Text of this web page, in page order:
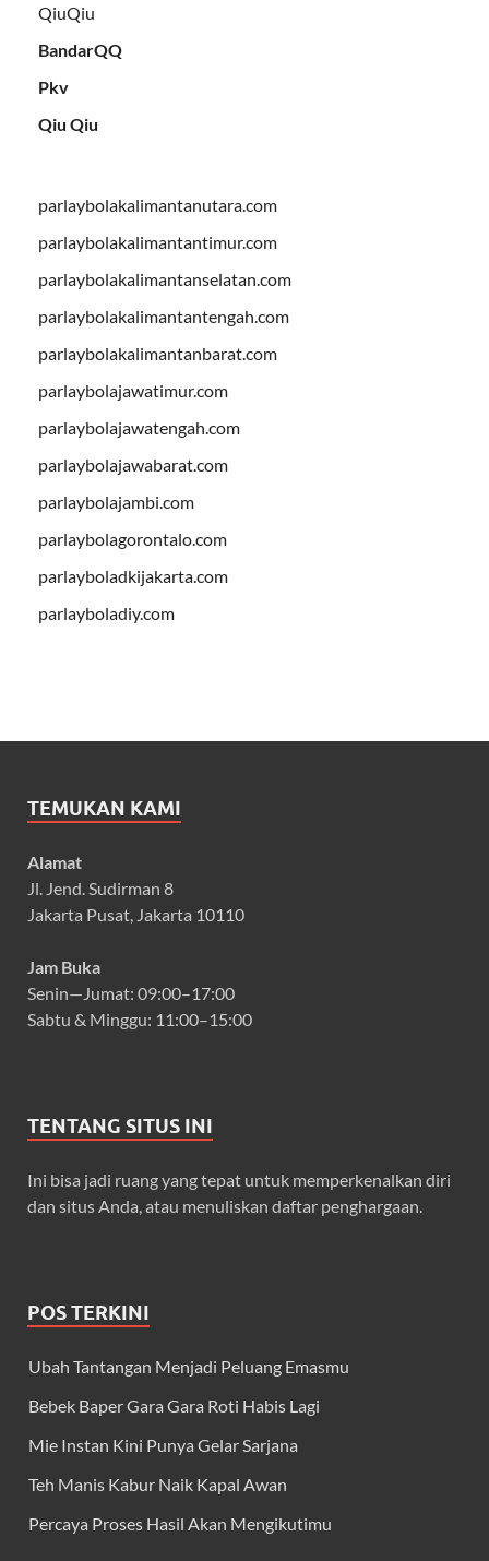
QiuQiu
BandarQQ
Pkv
Qiu Qiu
parlaybolakalimantanutara.com
parlaybolakalimantantimur.com
parlaybolakalimantanselatan.com
parlaybolakalimantantengah.com
parlaybolakalimantanbarat.com
parlaybolajawatimur.com
parlaybolajawatengah.com
parlaybolajawabarat.com
parlaybolajambi.com
parlaybolagorontalo.com
parlayboladkijakarta.com
parlayboladiy.com
TEMUKAN KAMI
Alamat
Jl. Jend. Sudirman 8
Jakarta Pusat, Jakarta 10110
Jam Buka
Senin—Jumat: 09:00–17:00
Sabtu & Minggu: 11:00–15:00
TENTANG SITUS INI
Ini bisa jadi ruang yang tepat untuk memperkenalkan diri
dan situs Anda, atau menuliskan daftar penghargaan.
POS TERKINI
Ubah Tantangan Menjadi Peluang Emasmu
Bebek Baper Gara Gara Roti Habis Lagi
Mie Instan Kini Punya Gelar Sarjana
Teh Manis Kabur Naik Kapal Awan
Percaya Proses Hasil Akan Mengikutimu